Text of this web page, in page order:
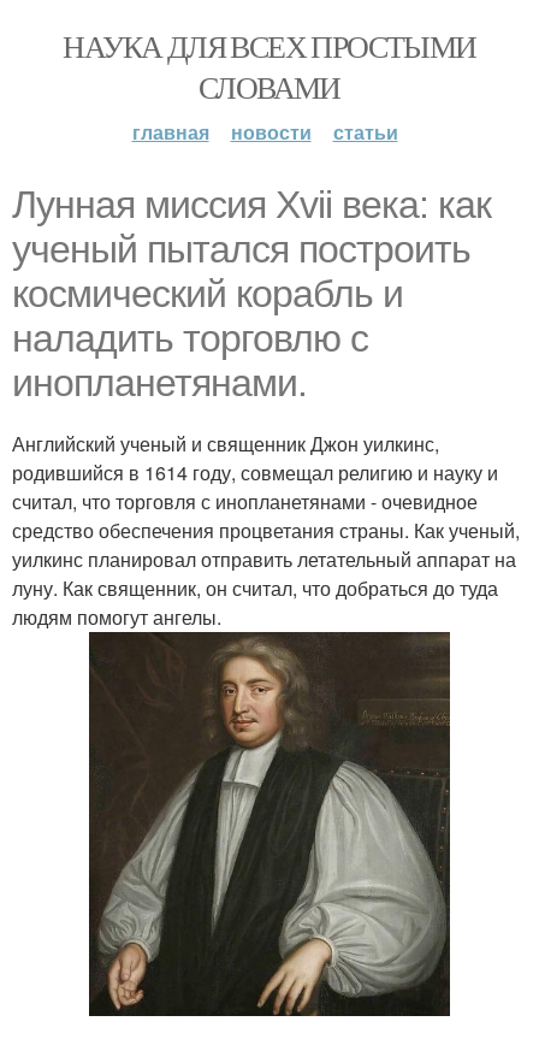
НАУКА ДЛЯ ВСЕХ ПРОСТЫМИ
СЛОВАМИ
главная новости статьи
Лунная миссия Xvii века: как
ученый пытался построить
космический корабль и
наладить торговлю с
инопланетянами.
Английский ученый и священник Джон уилкинс,
родившийся в 1614 году, совмещал религию и науку и
считал, что торговля с инопланетянами - очевидное
средство обеспечения процветания страны. Как ученый,
уилкинс планировал отправить летательный аппарат на
луну. Как священник, он считал, что добраться до туда
людям помогут ангелы.